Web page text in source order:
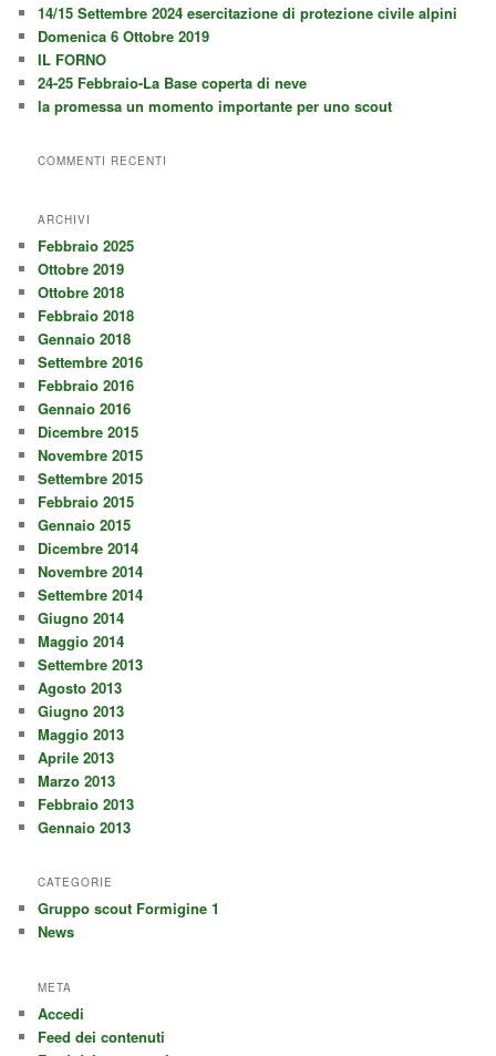
14/15 Settembre 2024 esercitazione di protezione civile alpini
Domenica 6 Ottobre 2019
IL FORNO
24-25 Febbraio-La Base coperta di neve
la promessa un momento importante per uno scout
COMMENTI RECENTI
ARCHIVI
Febbraio 2025
Ottobre 2019
Ottobre 2018
Febbraio 2018
Gennaio 2018
Settembre 2016
Febbraio 2016
Gennaio 2016
Dicembre 2015
Novembre 2015
Settembre 2015
Febbraio 2015
Gennaio 2015
Dicembre 2014
Novembre 2014
Settembre 2014
Giugno 2014
Maggio 2014
Settembre 2013
Agosto 2013
Giugno 2013
Maggio 2013
Aprile 2013
Marzo 2013
Febbraio 2013
Gennaio 2013
CATEGORIE
Gruppo scout Formigine 1
News
META
Accedi
Feed dei contenuti